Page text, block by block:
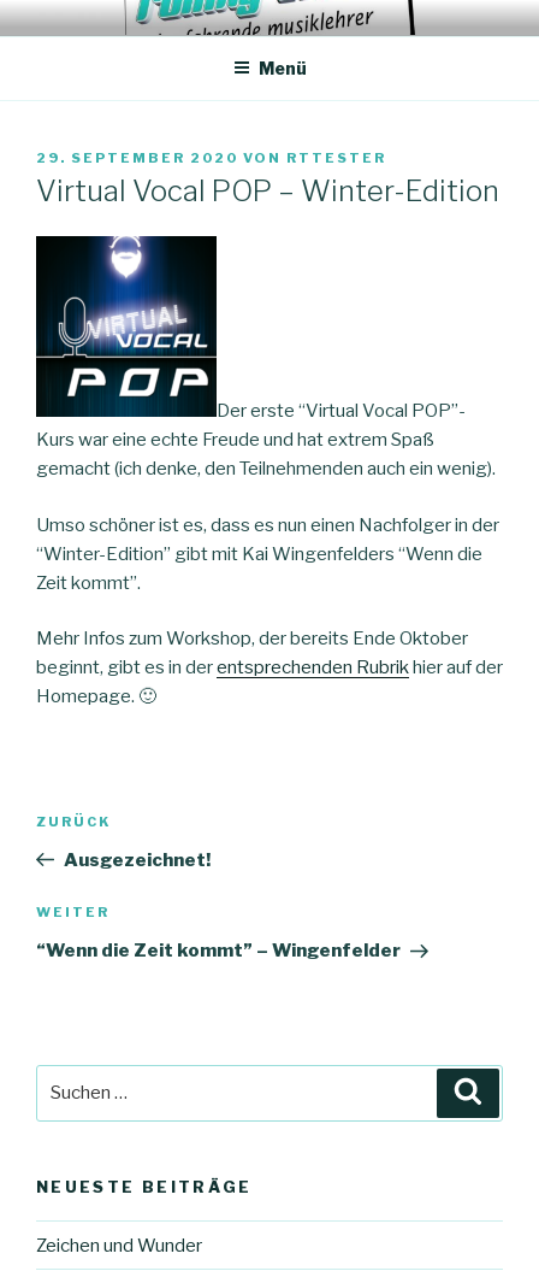
Zum
InhaltROLLING TONES – DER
FAHRENDE MUSIKLEHRER
Unterricht, Coachings, Chor-Arrangements
Menü
VERÖFFENTLICHT
AM
29. SEPTEMBER 2020 VON RTTESTER
Virtual Vocal POP – Winter-Edition
Der erste “Virtual Vocal POP”-
Kurs war eine echte Freude und hat extrem Spaß
gemacht (ich denke, den Teilnehmenden auch ein wenig).
Umso schöner ist es, dass es nun einen Nachfolger in der
“Winter-Edition” gibt mit Kai Wingenfelders “Wenn die
Zeit kommt”.
Mehr Infos zum Workshop, der bereits Ende Oktober
beginnt, gibt es in derentsprechenden Rubrikhier auf der
Homepage. 🙂
Beitragsnavigation
Vorheriger
Beitrag
ZURÜCK
Ausgezeichnet!
Nächster
Beitrag
WEITER
“Wenn die Zeit kommt” – Wingenfelder
NEUESTE BEITRÄGE
Zeichen und Wunder